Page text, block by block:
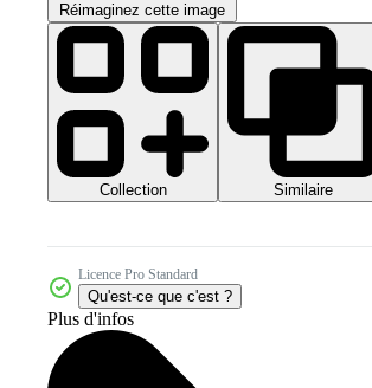
Réimaginez cette image
Collection Similaire
Licence Pro Standard
Qu'est-ce que c'est ?
Plus d'infos